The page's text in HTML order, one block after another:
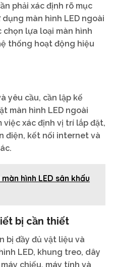
phải xác định rõ mục
màn hình LED ngoài
lựa loại màn hình
thống hoạt động hiệu
yêu cầu, cần lập kế
màn hình LED ngoài
việc xác định vị trí lắp đặt,
điện, kết nối internet và
hình LED sân khấu
bị cần thiết
bị đầy đủ vật liệu và
LED, khung treo, dây
chiếu, máy tính và